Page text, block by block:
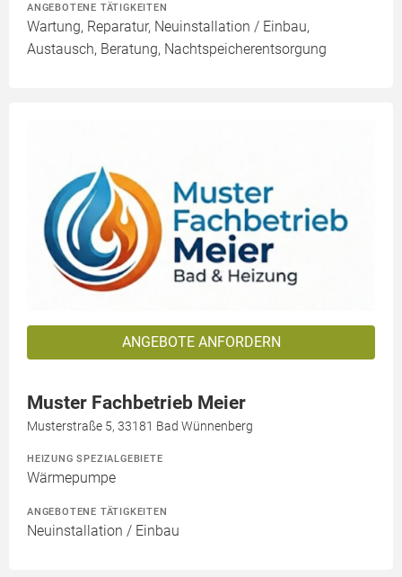
ANGEBOTENE TÄTIGKEITEN
Wartung, Reparatur, Neuinstallation / Einbau,
Austausch, Beratung, Nachtspeicherentsorgung
ANGEBOTE ANFORDERN
Muster Fachbetrieb Meier
Musterstraße 5, 33181 Bad Wünnenberg
HEIZUNG SPEZIALGEBIETE
Wärmepumpe
ANGEBOTENE TÄTIGKEITEN
Neuinstallation / Einbau